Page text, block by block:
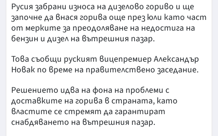
Русия забрани износа на дизелово гориво и ще
започне да внася горива още през юли като част
от мерките за преодоляване на недостига на
бензин и дизел на вътрешния пазар.
Това съобщи руският вицепремиер Александър
Новак по време на правителствено заседание.
Решението идва на фона на проблеми с
доставките на горива в страната, като
властите се стремят да гарантират
снабдяването на вътрешния пазар.